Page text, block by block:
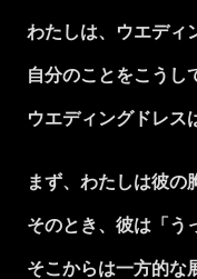
わたしは、ウエディ
自分のことをこうし
ウエディングドレス
まず、わたしは彼の
そのとき、彼は「う
そこからは一方的な